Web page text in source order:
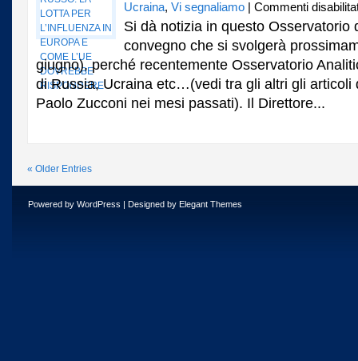
Ucraina, Vi segnaliamo Commenti
Si dà notizia in questo Osservatorio
convegno che si svolgerà
giugno), perché recentemente Osservatorio
di Russia, Ucraina etc…(vedi tra gli altri gli articoli
Paolo Zucconi nei mesi passati). Il Direttore...
« Older Entries
Powered by WordPress | Designed by Elegant Themes